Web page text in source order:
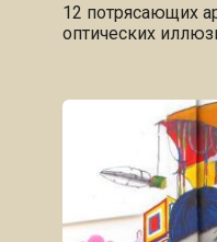
12 потрясающих
оптических